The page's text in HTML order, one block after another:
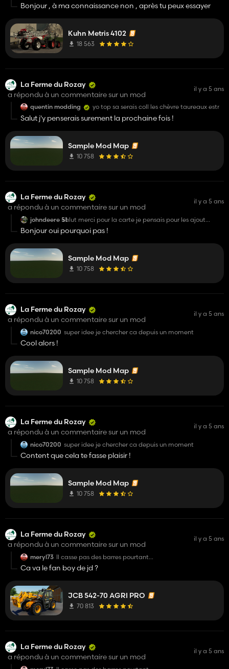
Bonjour , à ma connaissance non , après tu peux essayer
Kuhn Metris 4102
18 563
La Ferme du Rozay
a répondu à un commentaire sur un mod
il y a 5 ans
quentin modding yo top sa serais coll les chèvre taureaux estr
Salut j'y penserais surement la prochaine fois !
Sample Mod Map
10 758
La Ferme du Rozay
a répondu à un commentaire sur un mod
il y a 5 ans
johndeere 51salut merci pour la carte je pensais pour les ajout
pourquoi pas quelque nouvelle culture bonne journée
salut
Bonjour oui pourquoi pas !
Sample Mod Map
10 758
La Ferme du Rozay
a répondu à un commentaire sur un mod
il y a 5 ans
nico70200 super idee je chercher ca depuis un moment
Cool alors !
Sample Mod Map
10 758
La Ferme du Rozay
a répondu à un commentaire sur un mod
il y a 5 ans
nico70200 super idee je chercher ca depuis un moment
Content que cela te fasse plaisir !
Sample Mod Map
10 758
La Ferme du Rozay
a répondu à un commentaire sur un mod
il y a 5 ans
meryl73 Il casse pas des barres pourtant...
Ca va le fan boy de jd ?
JCB 542-70 AGRI PRO
70 813
La Ferme du Rozay
a répondu à un commentaire sur un mod
il y a 5 ans